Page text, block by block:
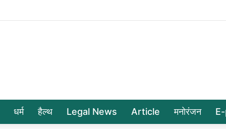
धर्म हैल्थ Legal News Article मनोरंजन